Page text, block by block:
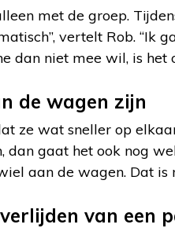
met de groep.
vertelt Rob. “Ik
dan niet mee wil, is het
de wagen zijn
ze wat sneller op
dan gaat het ook nog
aan de wagen. Dat is
van een